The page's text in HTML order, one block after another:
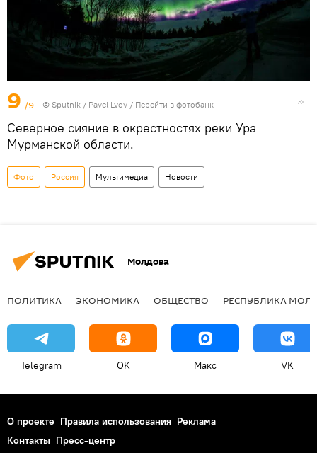
9 /9 © Sputnik / Pavel Lvov / Перейти в фотобанк
Северное сияние в окрестностях реки Ура
Мурманской области.
Фото Россия Мультимедиа Новости
Молдова
ПОЛИТИКА ЭКОНОМИКА ОБЩЕСТВО РЕСПУБЛИКА
Telegram OK Макс VK
О проекте Правила использования Реклама
Контакты Пресс-центр